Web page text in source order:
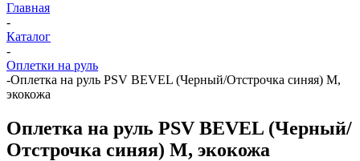
Главная
-
Каталог
-
Оплетки на руль
-Оплетка на руль PSV BEVEL (Черный/Отстрочка синяя) M,
экокожа
Оплетка на руль PSV BEVEL (Черный/
Отстрочка синяя) M, экокожа